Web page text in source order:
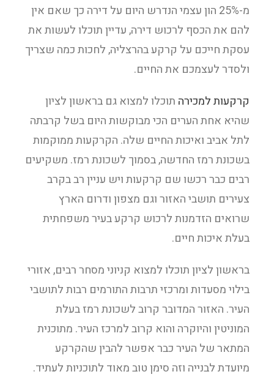
מ-25% הון עצמי הנדרש היום על דירה כך שאם אין
להם את הכסף לרכוש דירה, עדיין תוכלו לעשות את
עסקת חייכם על קרקע בהרצליה, לחכות כמה שצריך
ולסדר לעצמכם את החיים.
קרקעות למכירה תוכלו למצוא גם בראשון לציון
שהיא אחת הערים הכי מבוקשות היום בשל קרבתה
לתל אביב ואיכות החיים שלה. הקרקעות ממוקמות
בשכונת רמז החדשה, בסמוך לשכונת רמז. משקיעים
רבים כבר רכשו שם קרקעות ויש עניין רב בקרב
צעירים תושבי האזור וגם מצפון ודרום הארץ
שרואים הזדמנות לרכוש קרקע בעיר משפחתית
בעלת איכות חיים.
בראשון לציון תוכלו למצוא קניוני מסחר רבים, אזורי
בילוי מסעדות ומרכזי תרבות התורמים רבות לתושבי
העיר. האזור המדובר קרוב לשכונת רמז בעלת
המוניטין והיוקרה והוא קרוב למרכז העיר. מתוכנית
המתאר של העיר כבר אפשר להבין שהקרקע
מיועדת לבנייה וזה סימן טוב מאוד לתוכניות לעתיד.